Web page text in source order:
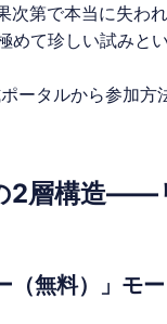
第で本当に失わ
て珍しい試みとい
ータルから参加方
2層構造——
（無料）」モ